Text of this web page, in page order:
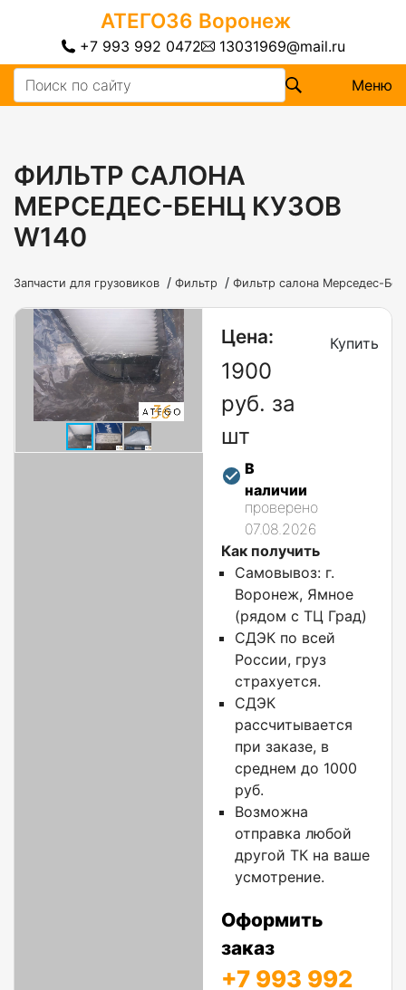
АТЕГО36 Воронеж
+7 993 992 0472 13031969@mail.ru
Меню
ФИЛЬТР САЛОНА
МЕРСЕДЕС-БЕНЦ КУЗОВ
W140
Запчасти для грузовиков / Фильтр / Фильтр салона Мерседес-
Цена:
1900
руб. за
шт
В
наличии
проверено
07.08.2026
Купить
Как получить
Самовывоз: г.
Воронеж, Ямное
(рядом с ТЦ Град)
СДЭК по всей
России, груз
страхуется.
СДЭК
рассчитывается
при заказе, в
среднем до 1000
руб.
Возможна
отправка любой
другой ТК на ваше
усмотрение.
Оформить
заказ
+7 993 992